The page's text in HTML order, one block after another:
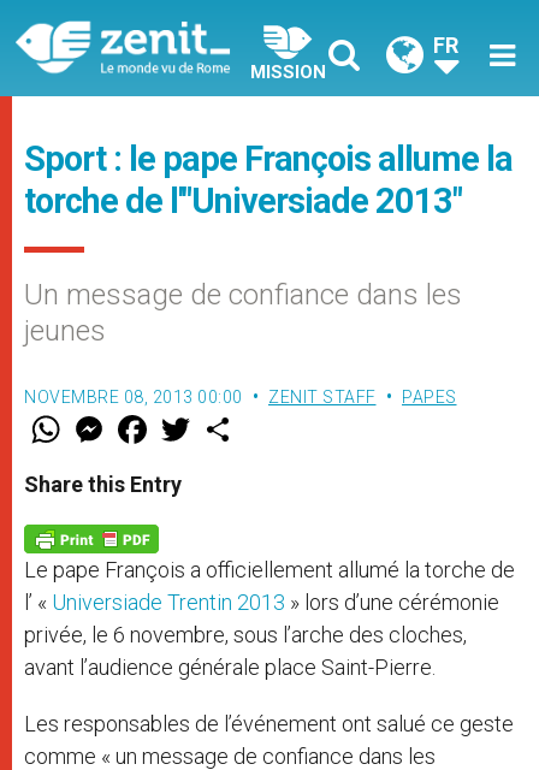
MISSION
FR
Sport : le pape François allume la
torche de l'"Universiade 2013"
Un message de confiance dans les
jeunes
NOVEMBRE 08, 2013 00:00 ZENIT STAFF PAPES
W
t
s
p
p
M
e
s
e
g
e
r
F
a
e
b
o
k
w
Share this Entry
Le pape François a officiellement allumé la torche de
l’ « Universiade Trentin 2013 » lors d’une cérémonie
privée, le 6 novembre, sous l’arche des cloches,
avant l’audience générale place Saint-Pierre.
Les responsables de l’événement ont salué ce geste
comme « un message de confiance dans les